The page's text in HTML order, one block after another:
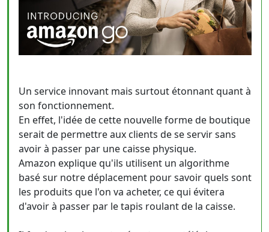
Un service innovant mais surtout étonnant quant à
son fonctionnement.
En effet, l'idée de cette nouvelle forme de boutique
serait de permettre aux clients de se servir sans
avoir à passer par une caisse physique.
Amazon explique qu'ils utilisent un algorithme
basé sur notre déplacement pour savoir quels sont
les produits que l'on va acheter, ce qui évitera
d'avoir à passer par le tapis roulant de la caisse.